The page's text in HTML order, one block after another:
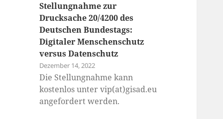
Stellungnahme zur
Drucksache 20/4200 des
Deutschen Bundestags:
Digitaler Menschenschutz
versus Datenschutz
Dezember 14, 2022
Die Stellungnahme kann
kostenlos unter vip(at)gisad.eu
angefordert werden.